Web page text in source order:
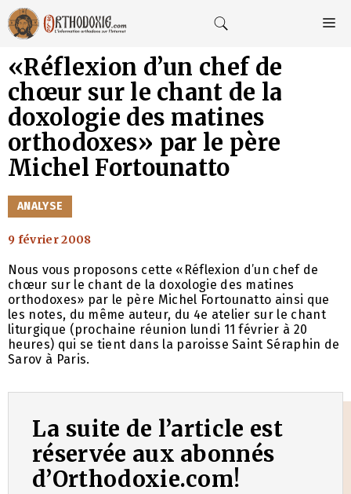
Aller
au
contenu
«Réflexion d’un chef de
chœur sur le chant de la
doxologie des matines
orthodoxes» par le père
Michel Fortounatto
CATÉGORIES
ANALYSE
9 février 2008
Nous vous proposons cette «Réflexion d’un chef de
chœur sur le chant de la doxologie des matines
orthodoxes» par le père Michel Fortounatto ainsi que
les notes, du même auteur, du 4e atelier sur le chant
liturgique (prochaine réunion lundi 11 février à 20
heures) qui se tient dans la paroisse Saint Séraphin de
Sarov à Paris.
La suite de l’article est
réservée aux abonnés
d’Orthodoxie.com!